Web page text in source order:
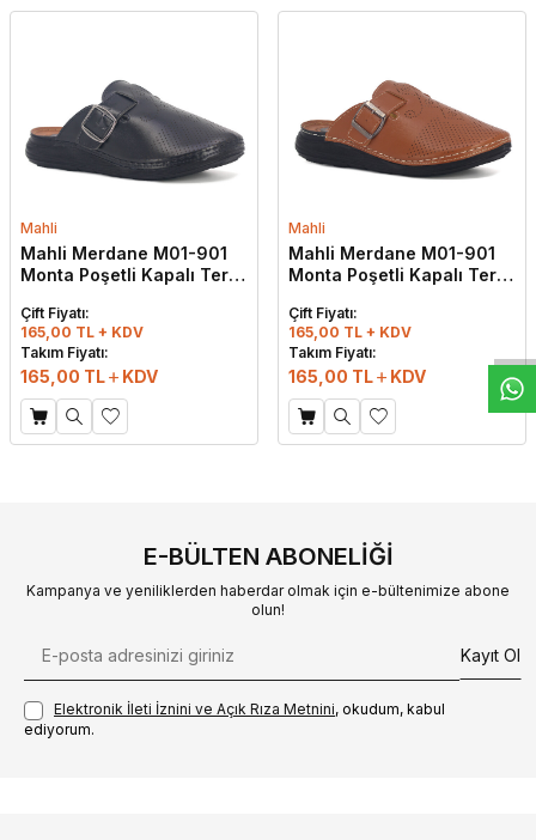
W
h
t
s
a
p
p
D
e
s
e
H
a
t
t
Mahli
Mahli Merdane M01-901
Monta Poşetli Kapalı Terlik
Çift Fiyatı:
165,00 TL + KDV
Takım Fiyatı:
165,00 TL KDV
Mahli
Mahli Merdane M01-901
Monta Poşetli Kapalı Terlik
Çift Fiyatı:
165,00 TL + KDV
Takım Fiyatı:
165,00 TL KDV
E-BÜLTEN ABONELIĞI
Kampanya ve yeniliklerden haberdar olmak için e-bültenimize abone
olun!
Kayıt Ol
Elektronik İleti İzni‌ni ve Açık Rıza Metni‌ni, okudum, kabul
ediyorum.